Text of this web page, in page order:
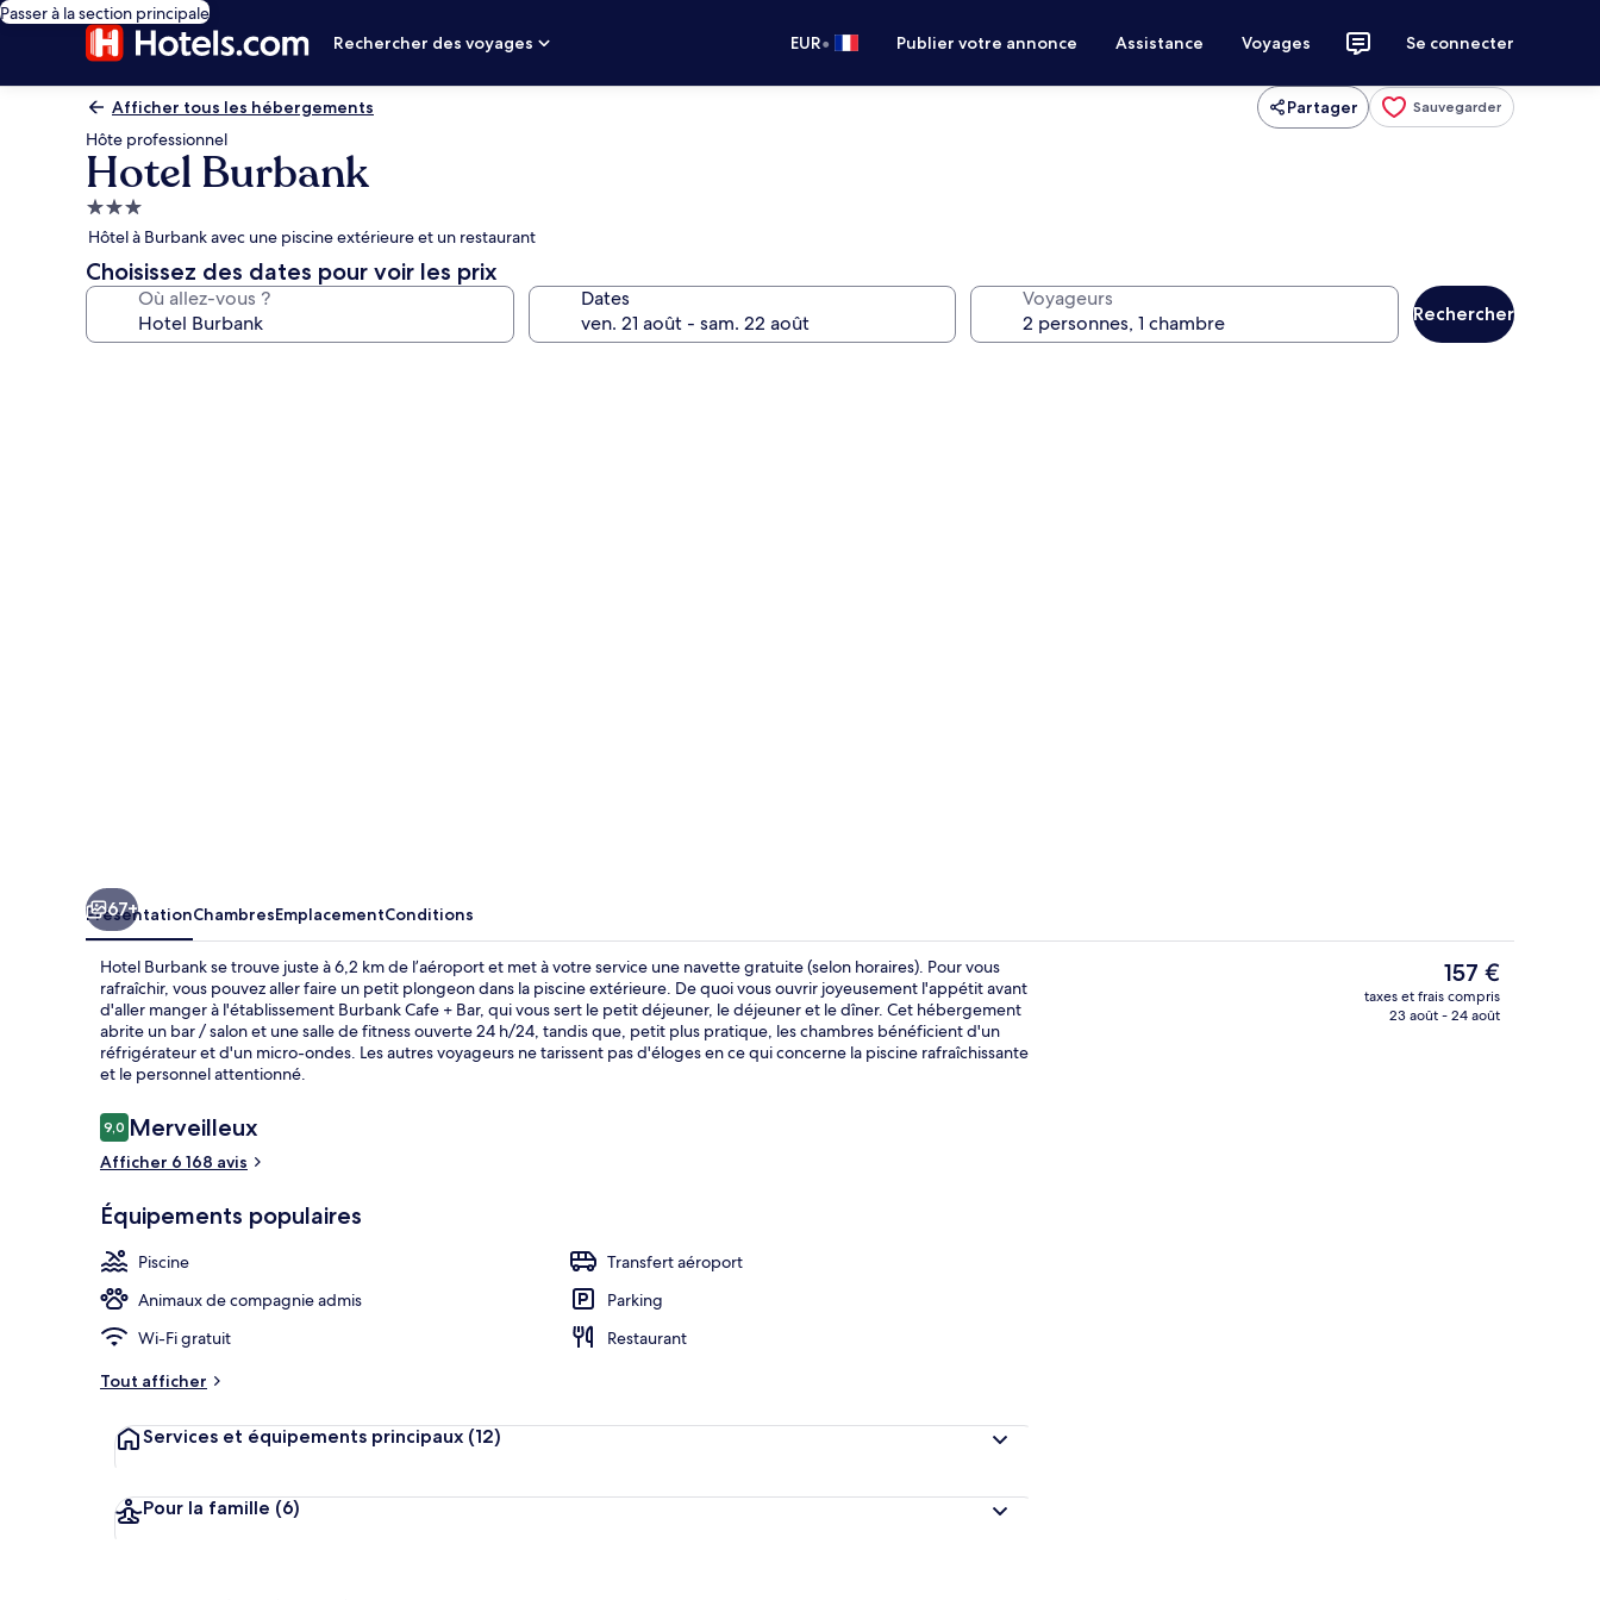
Passer à la section principale
Rechercher des voyages
EUR• Publier votre annonce Assistance Voyages Se connecter
Afficher tous les hébergements Partager Sauvegarder
Hôte professionnel
Hotel Burbank
Hébergement
3.0 étoiles
Hôtel à Burbank avec une piscine extérieure et un restaurant
Choisissez des dates pour voir les prix
Où allez-vous ? Dates Voyageurs
Rechercher
Piscine extérieure, parasols de plage, chaises longues
67+
PrésentationChambresEmplacementConditions
Hotel Burbank se trouve juste à 6,2 km de l’aéroport et met à votre service une navette gratuite (selon horaires). Pour vous
rafraîchir, vous pouvez aller faire un petit plongeon dans la piscine extérieure. De quoi vous ouvrir joyeusement l'appétit avant
d'aller manger à l'établissement Burbank Cafe + Bar, qui vous sert le petit déjeuner, le déjeuner et le dîner. Cet hébergement
abrite un bar / salon et une salle de fitness ouverte 24 h/24, tandis que, petit plus pratique, les chambres bénéficient d'un
réfrigérateur et d'un micro-ondes. Les autres voyageurs ne tarissent pas d'éloges en ce qui concerne la piscine rafraîchissante
et le personnel attentionné.
Avis
voyageurs
9,09,0 sur 10
Merveilleux
Afficher 6 168 avis
Équipements populaires
Piscine
Transfert aéroport
Animaux de compagnie admis
Parking
Wi-Fi gratuit
Restaurant
Tout afficher
Services et équipements principaux (12)
Pour la famille (6)
Le
prix
actuel
157 €
taxes et frais compris
23 août - 24 août